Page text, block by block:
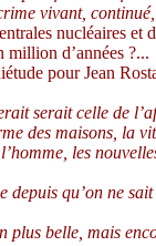
vivant,
nucléaires et
million d’années ?...
pour Jean
serait celle de
des maisons, la
les
depuis qu’on ne
plus belle, mais